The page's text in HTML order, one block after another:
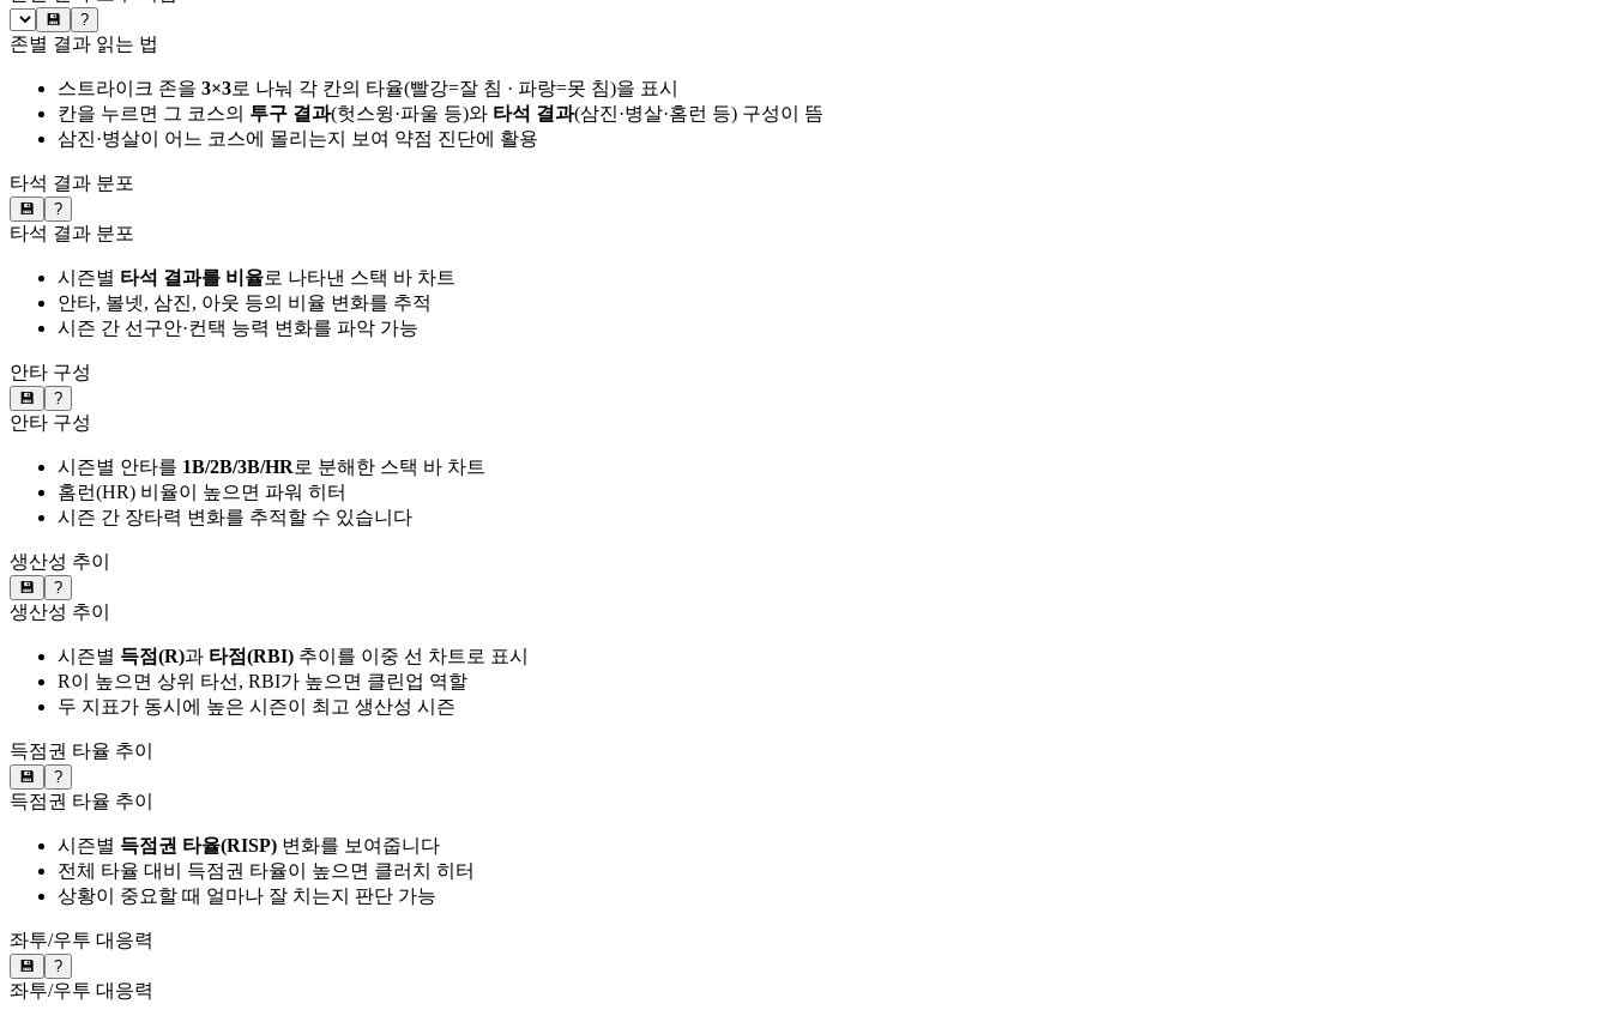
💾 ?
존별 결과 읽는 법
스트라이크 존을 3×3로 나눠 각 칸의 타율(빨강=잘 침 · 파랑=못 침)을 표시
칸을 누르면 그 코스의 투구 결과(헛스윙·파울 등)와 타석 결과(삼진·병살·홈런 등) 구성이 뜸
삼진·병살이 어느 코스에 몰리는지 보여 약점 진단에 활용
타석 결과 분포
💾 ?
타석 결과 분포
시즌별 타석 결과를 비율로 나타낸 스택 바 차트
안타, 볼넷, 삼진, 아웃 등의 비율 변화를 추적
시즌 간 선구안·컨택 능력 변화를 파악 가능
안타 구성
💾 ?
안타 구성
시즌별 안타를 1B/2B/3B/HR로 분해한 스택 바 차트
홈런(HR) 비율이 높으면 파워 히터
시즌 간 장타력 변화를 추적할 수 있습니다
생산성 추이
💾 ?
생산성 추이
시즌별 득점(R)과 타점(RBI) 추이를 이중 선 차트로 표시
R이 높으면 상위 타선, RBI가 높으면 클린업 역할
두 지표가 동시에 높은 시즌이 최고 생산성 시즌
득점권 타율 추이
💾 ?
득점권 타율 추이
시즌별 득점권 타율(RISP) 변화를 보여줍니다
전체 타율 대비 득점권 타율이 높으면 클러치 히터
상황이 중요할 때 얼마나 잘 치는지 판단 가능
좌투/우투 대응력
💾 ?
좌투/우투 대응력